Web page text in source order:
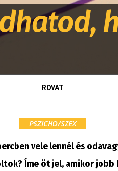
ROVAT
PSZICHO/SZEX
vele lennél és
Íme öt jel, amikor jobb